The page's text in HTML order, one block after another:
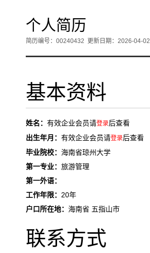
个人简历
简历编号：00240432 更新日期：2026-04-02
基本资料
姓名： 有效企业会员请登录后查看
出生年月： 有效企业会员请登录后查看
毕业院校： 海南省琼州大学
第一专业： 旅游管理
第一外语：
工作年限： 20年
户口所在地： 海南省 五指山市
联系方式